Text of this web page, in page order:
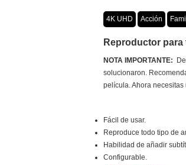
4K UHD Acción
Reproductor
NOTA IMPORTANTE:
solucionaron.
película. Ahora
Fácil de usar.
Reproduce todo tipo de
Habilidad de añadir
Configurable.